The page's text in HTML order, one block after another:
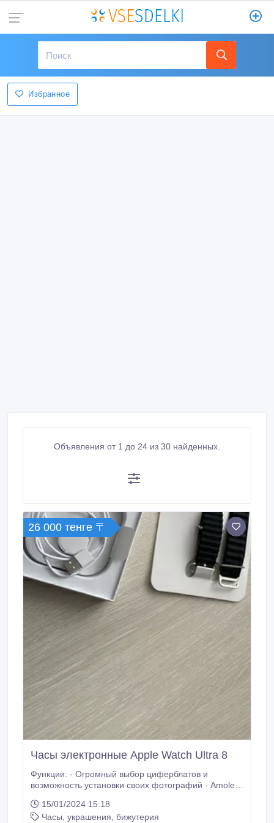
Избранное
Объявления от 1 до 24 из 30 найденных.
26 000 тенге 〒
Часы электронные Apple Watch Ultra 8
Функции: - Огромный выбор циферблатов и
возможность установки своих фотографий - Amoled
ремешка - Входящие звонки и сообщения - Трек
плеер, погода, калькулятор и т.д. - Фитнес часы
15/01/2024 15:18
Часы, украшения, бижутерия